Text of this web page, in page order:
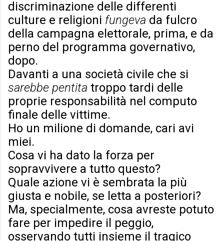
discriminazione delle differenti
culture e religioni fungeva da fulcro
della campagna elettorale, prima, e da
perno del programma governativo,
dopo.
Davanti a una società civile che si
sarebbe pentita troppo tardi delle
proprie responsabilità nel computo
finale delle vittime.
Ho un milione di domande, cari avi
miei.
Cosa vi ha dato la forza per
sopravvivere a tutto questo?
Quale azione vi è sembrata la più
giusta e nobile, se letta a posteriori?
Ma, specialmente, cosa avreste potuto
fare per impedire il peggio,
osservando tutti insieme il tragico